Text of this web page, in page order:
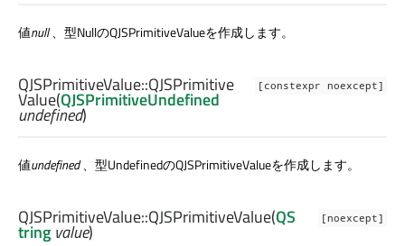
値null、型NullのQJSPrimitiveValueを作成します。
[constexpr noexcept]
QJSPrimitiveValue::QJSPrimitive
Value(QJSPrimitiveUndefined
undefined)
値undefined、型UndefinedのQJSPrimitiveValueを作成します。
[noexcept]
QJSPrimitiveValue::QJSPrimitiveValue(QS
tring value)